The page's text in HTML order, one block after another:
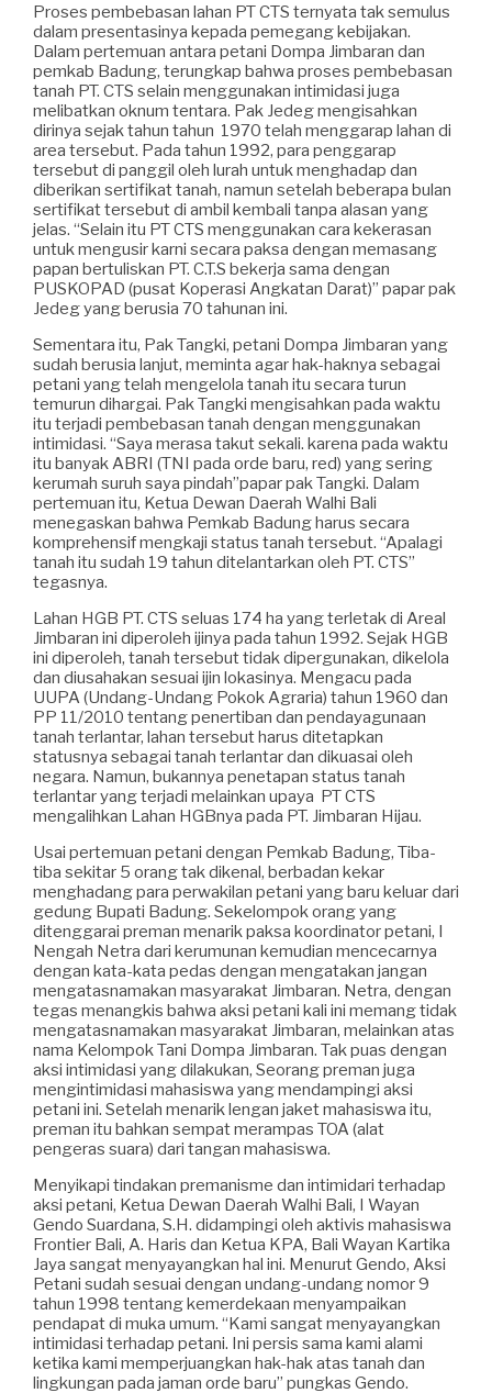
Proses pembebasan lahan PT CTS ternyata tak semulus
dalam presentasinya kepada pemegang kebijakan.
Dalam pertemuan antara petani Dompa Jimbaran dan
pemkab Badung, terungkap bahwa proses pembebasan
tanah PT. CTS selain menggunakan intimidasi juga
melibatkan oknum tentara. Pak Jedeg mengisahkan
dirinya sejak tahun tahun 1970 telah menggarap lahan di
area tersebut. Pada tahun 1992, para penggarap
tersebut di panggil oleh lurah untuk menghadap dan
diberikan sertifikat tanah, namun setelah beberapa bulan
sertifikat tersebut di ambil kembali tanpa alasan yang
jelas. “Selain itu PT CTS menggunakan cara kekerasan
untuk mengusir karni secara paksa dengan memasang
papan bertuliskan PT. C.T.S bekerja sama dengan
PUSKOPAD (pusat Koperasi Angkatan Darat)” papar pak
Jedeg yang berusia 70 tahunan ini.
Sementara itu, Pak Tangki, petani Dompa Jimbaran yang
sudah berusia lanjut, meminta agar hak-haknya sebagai
petani yang telah mengelola tanah itu secara turun
temurun dihargai. Pak Tangki mengisahkan pada waktu
itu terjadi pembebasan tanah dengan menggunakan
intimidasi. “Saya merasa takut sekali. karena pada waktu
itu banyak ABRI (TNI pada orde baru, red) yang sering
kerumah suruh saya pindah”papar pak Tangki. Dalam
pertemuan itu, Ketua Dewan Daerah Walhi Bali
menegaskan bahwa Pemkab Badung harus secara
komprehensif mengkaji status tanah tersebut. “Apalagi
tanah itu sudah 19 tahun ditelantarkan oleh PT. CTS”
tegasnya.
Lahan HGB PT. CTS seluas 174 ha yang terletak di Areal
Jimbaran ini diperoleh ijinya pada tahun 1992. Sejak HGB
ini diperoleh, tanah tersebut tidak dipergunakan, dikelola
dan diusahakan sesuai ijin lokasinya. Mengacu pada
UUPA (Undang-Undang Pokok Agraria) tahun 1960 dan
PP 11/2010 tentang penertiban dan pendayagunaan
tanah terlantar, lahan tersebut harus ditetapkan
statusnya sebagai tanah terlantar dan dikuasai oleh
negara. Namun, bukannya penetapan status tanah
terlantar yang terjadi melainkan upaya PT CTS
mengalihkan Lahan HGBnya pada PT. Jimbaran Hijau.
Usai pertemuan petani dengan Pemkab Badung, Tiba-
tiba sekitar 5 orang tak dikenal, berbadan kekar
menghadang para perwakilan petani yang baru keluar dari
gedung Bupati Badung. Sekelompok orang yang
ditenggarai preman menarik paksa koordinator petani, I
Nengah Netra dari kerumunan kemudian mencecarnya
dengan kata-kata pedas dengan mengatakan jangan
mengatasnamakan masyarakat Jimbaran. Netra, dengan
tegas menangkis bahwa aksi petani kali ini memang tidak
mengatasnamakan masyarakat Jimbaran, melainkan atas
nama Kelompok Tani Dompa Jimbaran. Tak puas dengan
aksi intimidasi yang dilakukan, Seorang preman juga
mengintimidasi mahasiswa yang mendampingi aksi
petani ini. Setelah menarik lengan jaket mahasiswa itu,
preman itu bahkan sempat merampas TOA (alat
pengeras suara) dari tangan mahasiswa.
Menyikapi tindakan premanisme dan intimidari terhadap
aksi petani, Ketua Dewan Daerah Walhi Bali, I Wayan
Gendo Suardana, S.H. didampingi oleh aktivis mahasiswa
Frontier Bali, A. Haris dan Ketua KPA, Bali Wayan Kartika
Jaya sangat menyayangkan hal ini. Menurut Gendo, Aksi
Petani sudah sesuai dengan undang-undang nomor 9
tahun 1998 tentang kemerdekaan menyampaikan
pendapat di muka umum. “Kami sangat menyayangkan
intimidasi terhadap petani. Ini persis sama kami alami
ketika kami memperjuangkan hak-hak atas tanah dan
lingkungan pada jaman orde baru” pungkas Gendo.